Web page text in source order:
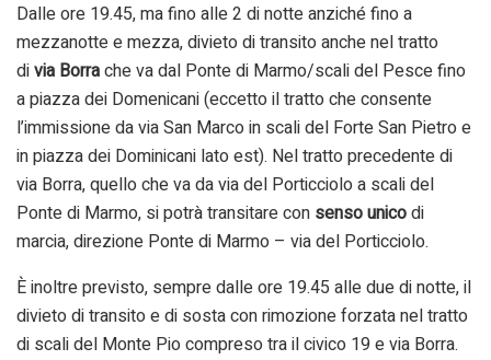
Dalle ore 19.45, ma fino alle 2 di notte anziché fino a
mezzanotte e mezza, divieto di transito anche nel tratto
divia Borrache va dal Ponte di Marmo/scali del Pesce fino
a piazza dei Domenicani (eccetto il tratto che consente
l’immissione da via San Marco in scali del Forte San Pietro e
in piazza dei Dominicani lato est). Nel tratto precedente di
via Borra, quello che va da via del Porticciolo a scali del
Ponte di Marmo, si potrà transitare con senso unicodi
marcia, direzione Ponte di Marmo – via del Porticciolo.
È inoltre previsto, sempre dalle ore 19.45 alle due di notte, il
divieto di transito e di sosta con rimozione forzata nel tratto
di scali del Monte Pio compreso tra il civico 19 e via Borra.